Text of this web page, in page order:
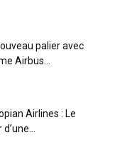
palier avec
Airbus...
Airlines : Le